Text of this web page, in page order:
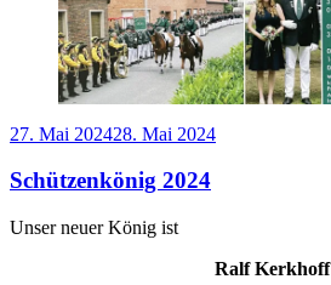
Veröffentlicht
27. Mai 202428. Mai 2024
Schützenkönig 2024
Unser neuer König ist
Ralf Kerkhoff